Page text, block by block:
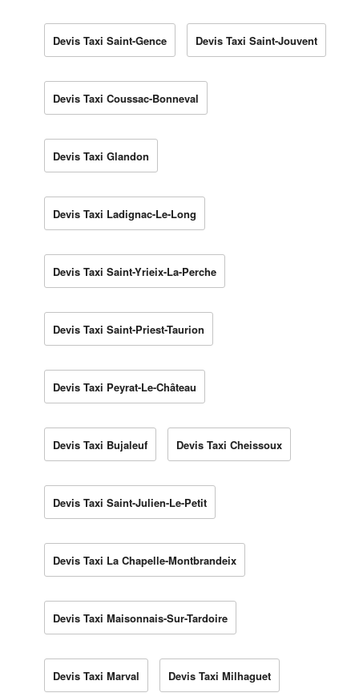
Devis Taxi Saint-Gence Devis Taxi Saint-Jouvent
Devis Taxi Coussac-Bonneval
Devis Taxi Glandon
Devis Taxi Ladignac-Le-Long
Devis Taxi Saint-Yrieix-La-Perche
Devis Taxi Saint-Priest-Taurion
Devis Taxi Peyrat-Le-Château
Devis Taxi Bujaleuf Devis Taxi Cheissoux
Devis Taxi Saint-Julien-Le-Petit
Devis Taxi La Chapelle-Montbrandeix
Devis Taxi Maisonnais-Sur-Tardoire
Devis Taxi Marval Devis Taxi Milhaguet